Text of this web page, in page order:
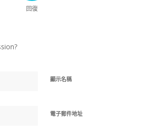
回復
顯示名稱
電子郵件地址